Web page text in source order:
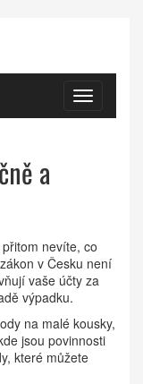
Zobrazit
navigaci
a
nevíte, co
v Česku není
vaše účty za
výpadku.
na malé kousky,
jsou povinnosti
které můžete